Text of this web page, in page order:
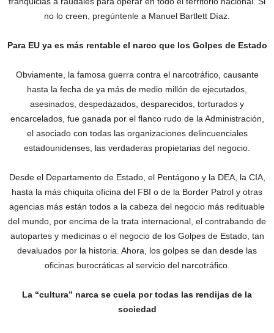
no lo creen, pregúntenle a Manuel Bartlett Díaz.
Para EU ya es más rentable el narco que los Golpes de Estado
Obviamente, la famosa guerra contra el narcotráfico, causante
hasta la fecha de ya más de medio millón de ejecutados,
asesinados, despedazados, desparecidos, torturados y
encarcelados, fue ganada por el flanco rudo de la Administración,
el asociado con todas las organizaciones delincuenciales
estadounidenses, las verdaderas propietarias del negocio.
Desde el Departamento de Estado, el Pentágono y la DEA, la CIA,
hasta la más chiquita oficina del FBI o de la Border Patrol y otras
agencias más‎ están todos a la cabeza del negocio más redituable
del mundo, por encima de la trata internacional, el contrabando de
autopartes y medicinas o el negocio de los Golpes de Estado, tan
devaluados por la historia. Ahora, los golpes se dan desde las
oficinas burocráticas al servicio del narcotráfico.
La “cultura” narca se cuela por todas las rendijas de la
sociedad